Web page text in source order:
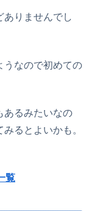
ありませんでし
うなので初めての
あるみたいなの
るとよいかも。
覧